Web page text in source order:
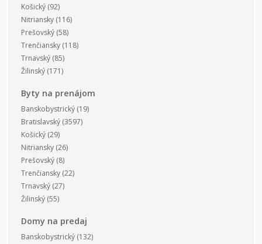
Košický (92)
Nitriansky (116)
Prešovský (58)
Trenčiansky (118)
Trnavský (85)
Žilinský (171)
Byty na prenájom
Banskobystrický (19)
Bratislavský (3597)
Košický (29)
Nitriansky (26)
Prešovský (8)
Trenčiansky (22)
Trnavský (27)
Žilinský (55)
Domy na predaj
Banskobystrický (132)